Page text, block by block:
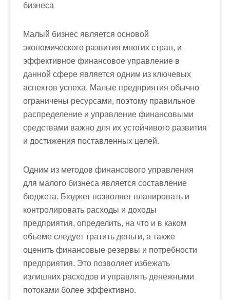
бизнеса
Малый бизнес является основой
экономического развития многих стран, и
эффективное финансовое управление в
данной сфере является одним из ключевых
аспектов успеха. Малые предприятия обычно
ограничены ресурсами, поэтому правильное
распределение и управление финансовыми
средствами важно для их устойчивого развития
и достижения поставленных целей.
Одним из методов финансового управления
для малого бизнеса является составление
бюджета. Бюджет позволяет планировать и
контролировать расходы и доходы
предприятия, определить, на что и в каком
объеме следует тратить деньги, а также
оценить финансовые резервы и потребности
предприятия. Это позволяет избежать
излишних расходов и управлять денежными
потоками более эффективно.